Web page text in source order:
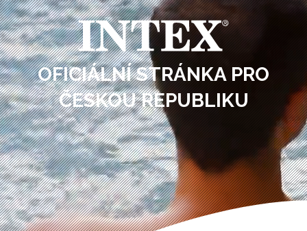
OFICIÁLNÍ STRÁNKA PRO
ČESKOU REPUBLIKU